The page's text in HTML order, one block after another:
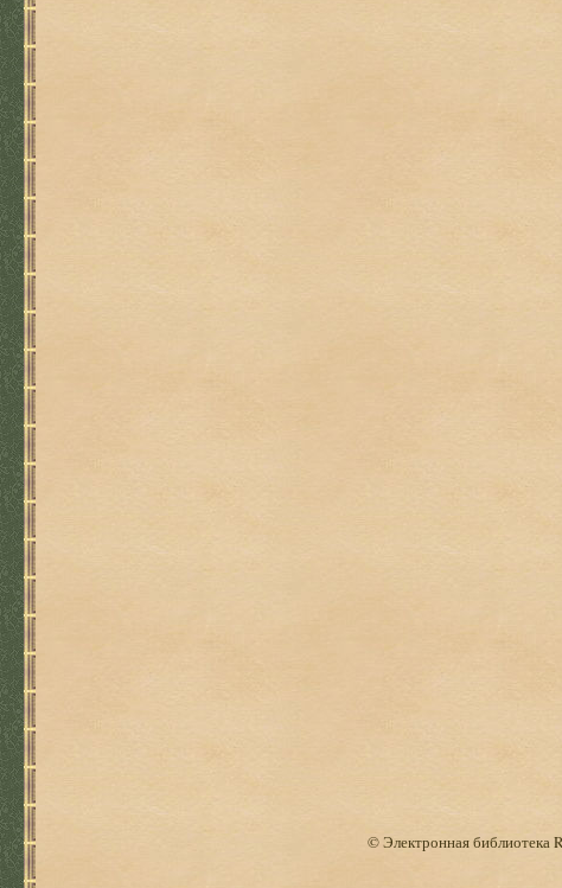
© Электронная библиотека